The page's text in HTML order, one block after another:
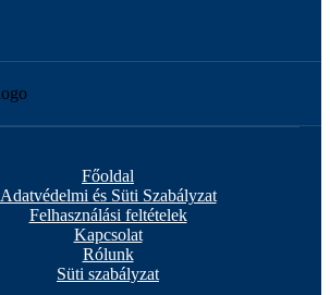
Főoldal
Adatvédelmi és Süti Szabályzat
Felhasználási feltételek
Kapcsolat
Rólunk
Süti szabályzat